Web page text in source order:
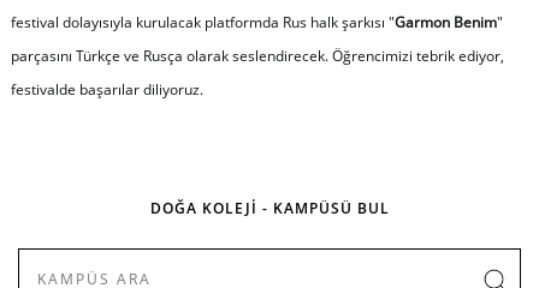
festival dolayısıyla kurulacak platformda Rus halk şarkısı "Garmon Benim"
parçasını Türkçe ve Rusça olarak seslendirecek. Öğrencimizi tebrik ediyor,
festivalde başarılar diliyoruz.
DOĞA KOLEJİ - KAMPÜSÜ BUL